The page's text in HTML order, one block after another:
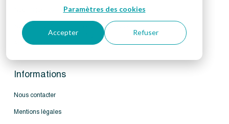
Paramètres des cookies
Accepter Refuser
Notre actualité
Action Sociale
Publications
Foire aux questions
Informations
Nous contacter
Mentions légales